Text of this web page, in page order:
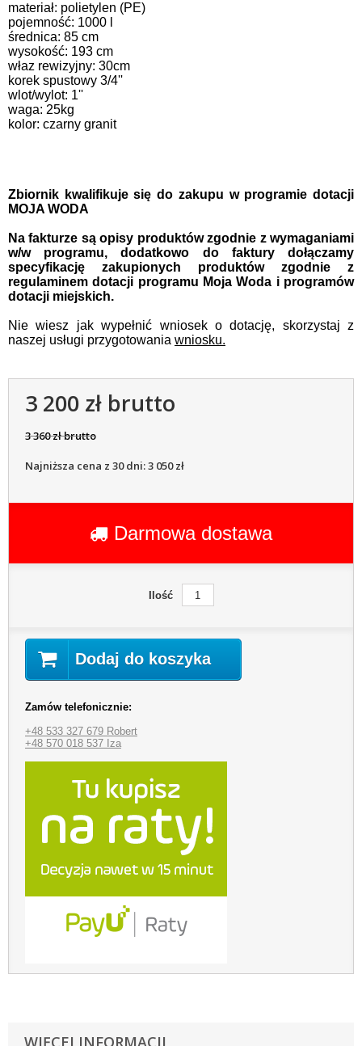
materiał: polietylen (PE)
pojemność: 1000 l
średnica: 85 cm
wysokość: 193 cm
właz rewizyjny: 30cm
korek spustowy 3/4''
wlot/wylot: 1''
waga: 25kg
kolor: czarny granit
Zbiornik kwalifikuje się do zakupu w programie dotacji
MOJA WODA
Na fakturze są opisy produktów zgodnie z wymaganiami
w/w programu, dodatkowo do faktury dołączamy
specyfikację zakupionych produktów zgodnie z
regulaminem dotacji programu Moja Woda i programów
dotacji miejskich.
Nie wiesz jak wypełnić wniosek o dotację, skorzystaj z
naszej usługi przygotowania wniosku.
3 200 zł brutto
3 360 zł brutto
Najniższa cena z 30 dni: 3 050 zł
Darmowa dostawa
Ilość
Dodaj do koszyka
Zamów telefonicznie:
+48 533 327 679 Robert
+48 570 018 537 Iza
WIĘCEJ INFORMACJI